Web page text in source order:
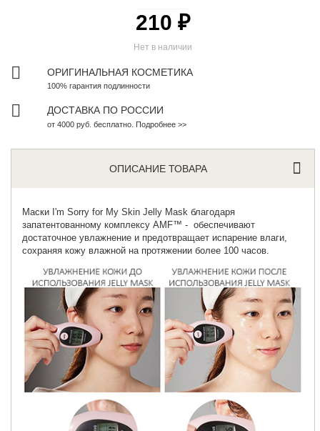
Нет в наличии
210 ₽
ОРИГИНАЛЬНАЯ КОСМЕТИКА
100% гарантия подлинности
ДОСТАВКА ПО РОССИИ
от 4000 руб. бесплатно. Подробнее >>
ОПИСАНИЕ ТОВАРА
Маски I'm Sorry for My Skin Jelly Mask благодаря
запатентованному комплексу AMF™ - обеспечивают
достаточное увлажнение и предотвращает испарение влаги,
сохраняя кожу влажной на протяжении более 100 часов.